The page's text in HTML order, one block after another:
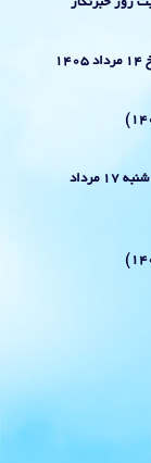
روز خبرنگار
پیش بینی 7 روزه وضع هوای استان مازندران – شنبه 17 مرداد